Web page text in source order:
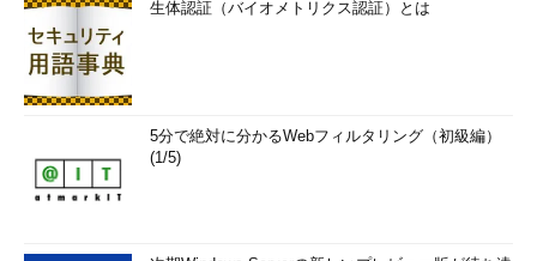
生体認証（バイオメトリクス認証）とは
5分で絶対に分かるWebフィルタリング（初級編）
(1/5)